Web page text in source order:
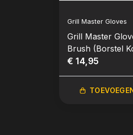
Grill Master Gloves
Grill Master
Brush (Borstel
€ 14,95